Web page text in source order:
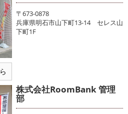
〒673-0878
兵庫県明石市山下町13-14 セレス山
下町1F
株式会社RoomBank 管理
部